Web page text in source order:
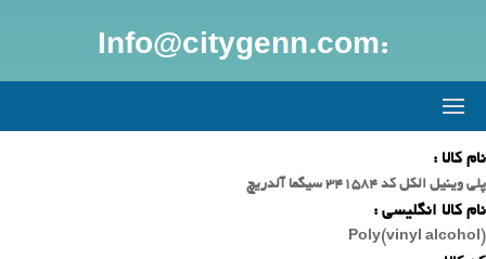
:Info@citygenn.com
نام کالا :
پلی وینیل الکل کد 341584 سیگما آلدریچ
نام کالا انگلیسی :
Poly(vinyl alcohol)